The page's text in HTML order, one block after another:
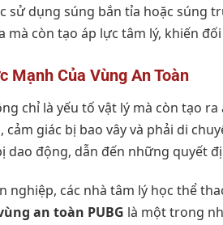
sử dụng súng bắn tỉa hoặc súng
còn tạo áp lực tâm lý, khiến
Mạnh Của Vùng An Toàn
chỉ là yếu tố vật lý mà còn tạo
cảm giác bị bao vây và phải di
động, dẫn đến những quyết
nghiệp, các nhà tâm lý học thể
an toàn PUBG là một trong